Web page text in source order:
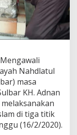
Mengawali
Nahdlatul
masa
KH. Adnan
di tiga titik
(16/2/2020).